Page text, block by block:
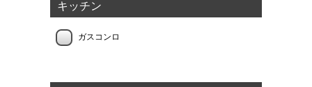
キッチン
ガスコンロ